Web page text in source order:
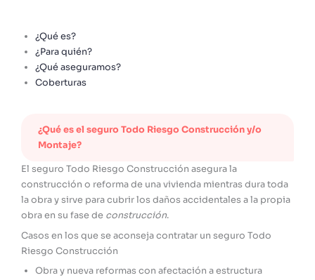
¿Qué es?
¿Para quién?
¿Qué aseguramos?
Coberturas
¿Qué es el seguro Todo Riesgo Construcción y/o
Montaje?
El seguro Todo Riesgo Construcción asegura la
construcción o reforma de una vivienda mientras dura toda
la obra y sirve para cubrir los daños accidentales a la propia
obra en su fase de construcción.
Casos en los que se aconseja contratar un seguro Todo
Riesgo Construcción
Obra y nueva reformas con afectación a estructura